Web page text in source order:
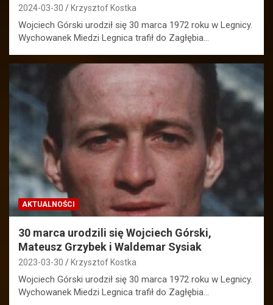
2024-03-30 Krzysztof Kostka
Wojciech Górski urodził się 30 marca 1972 roku w Legnicy.
Wychowanek Miedzi Legnica trafił do Zagłębia…
AKTUALNOŚCI
30 marca urodzili się Wojciech Górski,
Mateusz Grzybek i Waldemar Sysiak
2023-03-30 Krzysztof Kostka
Wojciech Górski urodził się 30 marca 1972 roku w Legnicy.
Wychowanek Miedzi Legnica trafił do Zagłębia…